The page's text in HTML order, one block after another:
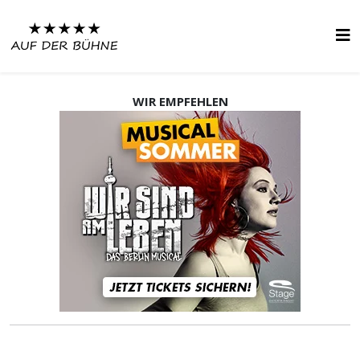
WIR EMPFEHLEN